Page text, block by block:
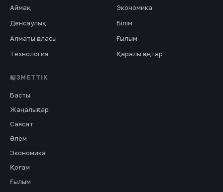
Аймақ
Экономика
Денсаулық
Білім
Алматы қаласы
Ғылым
Технология
Қаралы қаңтар
ҚЫЗМЕТТІК
Басты
Жаңалықтар
Саясат
Әлем
Экономика
Қоғам
Ғылым